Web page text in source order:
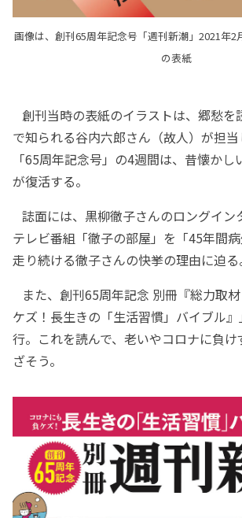
画像は、創刊65周年記念号「週刊新潮」2021年2
の表紙
創刊当時の表紙のイラストは、郷愁を
で知られる谷内六郎さん（故人）が担
「65周年記念号」の4週間は、昔懐か
が復活する。
誌面には、黒柳徹子さんのロングイン
テレビ番組「徹子の部屋」を「45年間
走り続ける徹子さんの快挙の理由に迫る
また、創刊65周年記念 別冊『総力取
ケズ！長生きの「生活習慣」バイブル
行。これを読んで、老いやコロナに負け
ざそう。